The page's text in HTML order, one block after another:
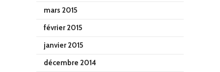
mars 2015
février 2015
janvier 2015
décembre 2014